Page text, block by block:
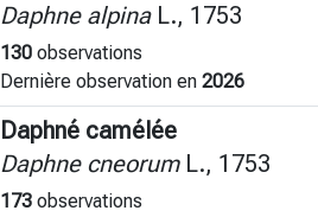
Daphne alpinaL., 1753
130 observations
Dernière observation en 2026
Daphné camélée
Daphne cneorumL., 1753
173 observations